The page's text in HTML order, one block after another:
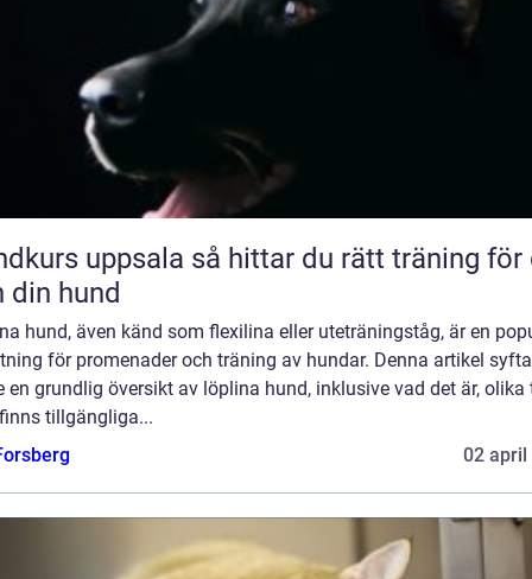
så hittar du rätt träning för dig
din hund
hund, även känd som flexilina eller uteträningståg, är en
för promenader och träning av hundar. Denna artikel
en grundlig översikt av löplina hund, inklusive vad det är, olika
tillgängliga...
02 april